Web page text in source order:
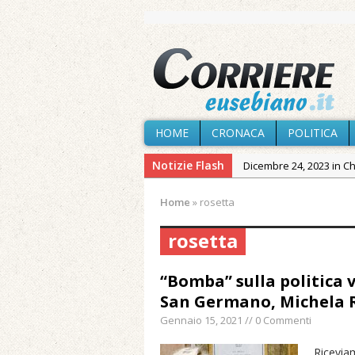
HOME CRONACA POLITICA
Notizie Flash Dicembre 24, 2023 in
Agosto 4, 2026 in
Agosto 3, 2026 in
Home » rosetta
rosetta
“Bomba” sulla politica
San Germano, Michela
Gennaio 15, 2021 // 0 Commenti